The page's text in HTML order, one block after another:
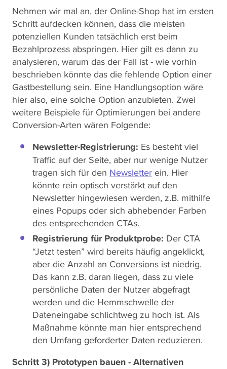
Nehmen wir mal an, der Online-Shop hat im ersten
Schritt aufdecken können, dass die meisten
potenziellen Kunden tatsächlich erst beim
Bezahlprozess abspringen. Hier gilt es dann zu
analysieren, warum das der Fall ist - wie vorhin
beschrieben könnte das die fehlende Option einer
Gastbestellung sein. Eine Handlungsoption wäre
hier also, eine solche Option anzubieten. Zwei
weitere Beispiele für Optimierungen bei andere
Conversion-Arten wären Folgende:
Newsletter-Registrierung: Es besteht viel
Traffic auf der Seite, aber nur wenige Nutzer
tragen sich für den Newsletter ein. Hier
könnte rein optisch verstärkt auf den
Newsletter hingewiesen werden, z.B. mithilfe
eines Popups oder sich abhebender Farben
des entsprechenden CTAs.
Registrierung für Produktprobe: Der CTA
“Jetzt testen” wird bereits häufig angeklickt,
aber die Anzahl an Conversions ist niedrig.
Das kann z.B. daran liegen, dass zu viele
persönliche Daten der Nutzer abgefragt
werden und die Hemmschwelle der
Dateneingabe schlichtweg zu hoch ist. Als
Maßnahme könnte man hier entsprechend
den Umfang geforderter Daten reduzieren.
Schritt 3) Prototypen bauen - Alternativen